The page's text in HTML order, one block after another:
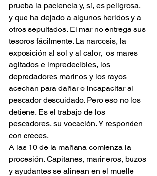
prueba la paciencia y, sí, es peligrosa,
y que ha dejado a algunos heridos y a
otros sepultados. El mar no entrega sus
tesoros fácilmente. La narcosis, la
exposición al sol y al calor, los mares
agitados e impredecibles, los
depredadores marinos y los rayos
acechan para dañar o incapacitar al
pescador descuidado. Pero eso no los
detiene. Es el trabajo de los
pescadores, su vocación. Y responden
con creces.
A las 10 de la mañana comienza la
procesión. Capitanes, marineros, buzos
y ayudantes se alinean en el muelle